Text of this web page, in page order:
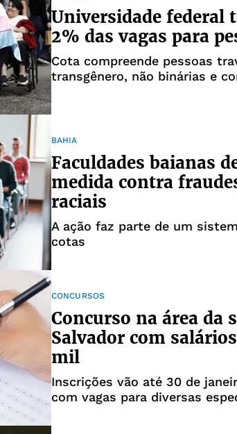
Universidade federal
2% das vagas para
Cota compreende pessoas
transgênero, não binárias e
BAHIA
Faculdades baianas
medida contra
raciais
A ação faz parte de um
cotas
CONCURSOS
Concurso na área da
Salvador com
mil
Inscrições vão até 30 de
com vagas para diversas